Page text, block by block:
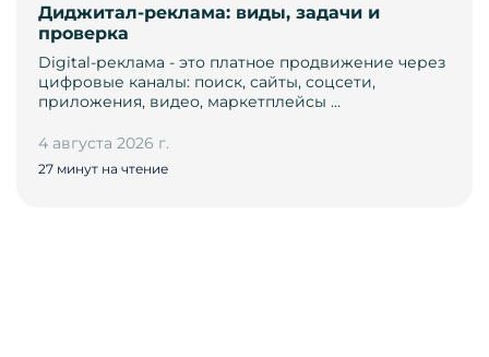
Диджитал-реклама: виды, задачи и
проверка
Digital-реклама - это платное продвижение через
цифровые каналы: поиск, сайты, соцсети,
приложения, видео, маркетплейсы …
4 августа 2026 г.
27 минут на чтение